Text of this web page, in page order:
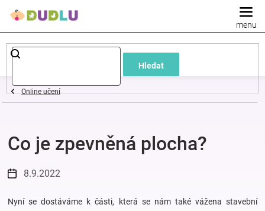
Hledat
Dětské
a
oblečení
Pokojíček
a
Online učení
Co je zpevněná plocha?
8.9.2022
Nyní se dostáváme k části, která se nám také vážena stavební